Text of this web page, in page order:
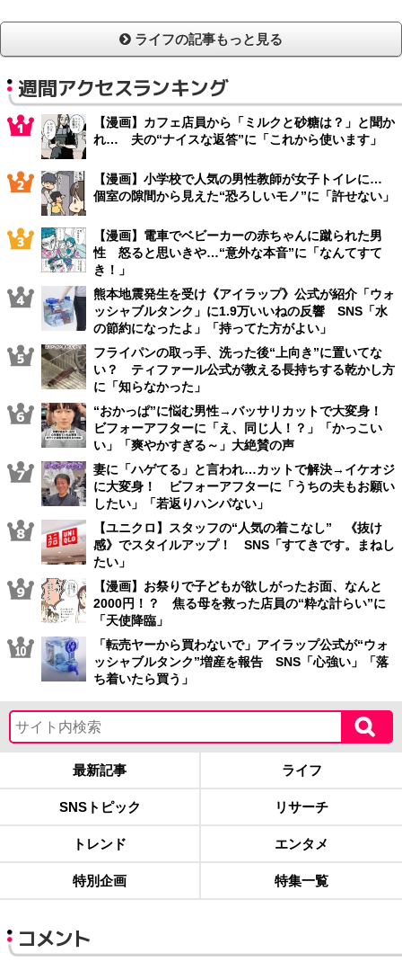
ライフの記事もっと見る
週間アクセスランキング
【漫画】カフェ店員から「ミルクと砂糖は？」と聞か
れ… 夫の“ナイスな返答”に「これから使います」
【漫画】小学校で人気の男性教師が女子トイレに…
個室の隙間から見えた“恐ろしいモノ”に「許せない」
【漫画】電車でベビーカーの赤ちゃんに蹴られた男
性 怒ると思いきや…“意外な本音”に「なんてすて
き！」
熊本地震発生を受け《アイラップ》公式が紹介「ウォ
ッシャブルタンク」に1.9万いいねの反響 SNS「水
の節約になったよ」「持ってた方がよい」
フライパンの取っ手、洗った後“上向き”に置いてな
い？ ティファール公式が教える長持ちする乾かし方
に「知らなかった」
“おかっぱ”に悩む男性→バッサリカットで大変身！
ビフォーアフターに「え、同じ人！？」「かっこい
い」「爽やかすぎる～」大絶賛の声
妻に「ハゲてる」と言われ…カットで解決→イケオジ
に大変身！ ビフォーアフターに「うちの夫もお願い
したい」「若返りハンパない」
【ユニクロ】スタッフの“人気の着こなし” 《抜け
感》でスタイルアップ！ SNS「すてきです。まねし
たい」
【漫画】お祭りで子どもが欲しがったお面、なんと
2000円！？ 焦る母を救った店員の“粋な計らい”に
「天使降臨」
「転売ヤーから買わないで」アイラップ公式が“ウォ
ッシャブルタンク”増産を報告 SNS「心強い」「落
ち着いたら買う」
最新記事 ライフ
SNSトピック リサーチ
トレンド エンタメ
特別企画 特集一覧
コメント